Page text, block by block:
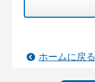
ホームに戻る